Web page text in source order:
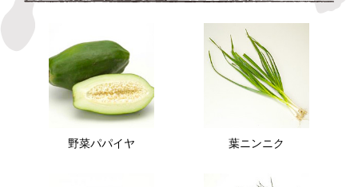
野菜パパイヤ 葉ニンニク